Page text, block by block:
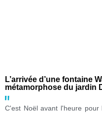
L’arrivée d’une fontaine
métamorphose du jardin
C'est Noël avant l'heure pour